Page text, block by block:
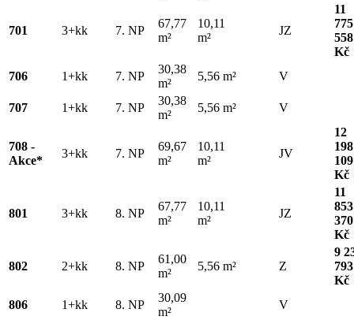
701 3+kk 7. NP
67,77
m²
10,11
m²
JZ
11
775
558
Kč
706
1+kk 7. NP
30,38
m²
5,56 m² V
707 1+kk 7. NP
30,38
m²
5,56 m² V
708 -
Akce*
3+kk 7. NP
69,67
m²
10,11
m²
JV
12
198
109
Kč
801 3+kk 8. NP
67,77
m²
10,11
m²
JZ
11
853
370
Kč
802 2+kk 8. NP
61,00
m²
5,56 m² Z
9
793
Kč
806
1+kk 8. NP
30,09
m²
V